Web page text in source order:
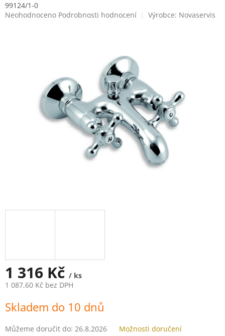
99124/1-0
Průměrné
Neohodnoceno Podrobnosti hodnocení Výrobce: Novaservis
1 316 Kč / ks
1 087,60 Kč bez DPH
cena:
Skladem do 10 dnů
Můžeme doručit do: 26.8.2026 Možnosti doručení